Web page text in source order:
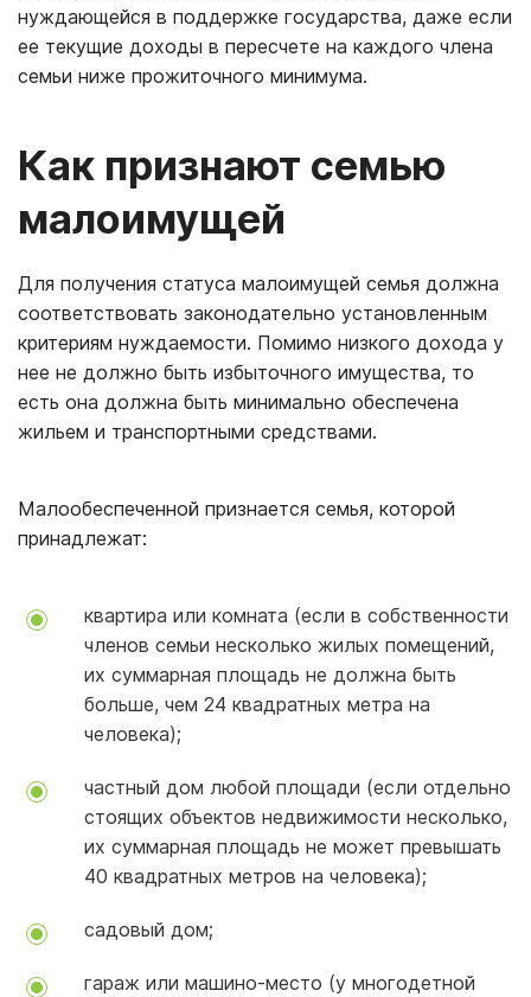
нуждающейся в поддержке государства, даже если
ее текущие доходы в пересчете на каждого члена
семьи ниже прожиточного минимума.
Как признают семью
малоимущей
Для получения статуса малоимущей семья должна
соответствовать законодательно установленным
критериям нуждаемости. Помимо низкого дохода у
нее не должно быть избыточного имущества, то
есть она должна быть минимально обеспечена
жильем и транспортными средствами.
Малообеспеченной признается семья, которой
принадлежат:
квартира или комната (если в собственности
членов семьи несколько жилых помещений,
их суммарная площадь не должна быть
больше, чем 24 квадратных метра на
человека);
частный дом любой площади (если отдельно
стоящих объектов недвижимости несколько,
их суммарная площадь не может превышать
40 квадратных метров на человека);
садовый дом;
гараж или машино-место (у многодетной